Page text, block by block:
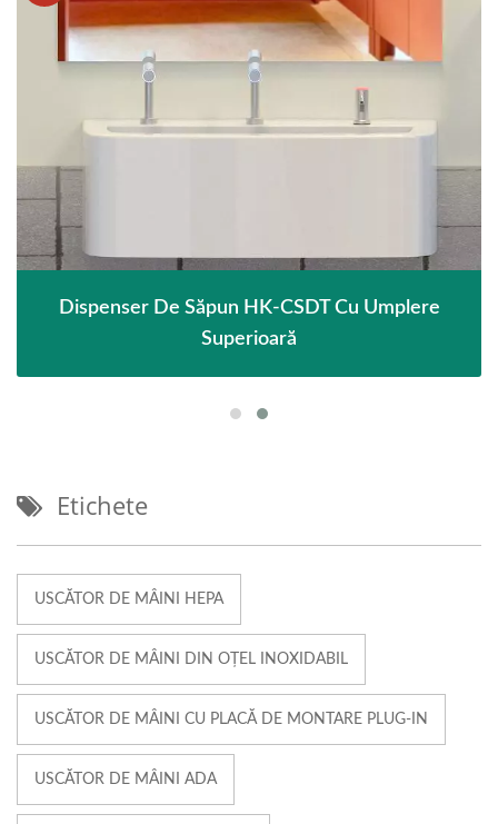
Dispenser De Săpun HK-CSDT Cu Umplere
Superioară
Etichete
USCĂTOR DE MÂINI HEPA
USCĂTOR DE MÂINI DIN OȚEL INOXIDABIL
USCĂTOR DE MÂINI CU PLACĂ DE MONTARE PLUG-IN
USCĂTOR DE MÂINI ADA